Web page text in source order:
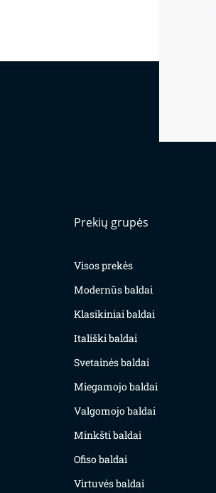
Prekių grupės
Visos prekės
Modernūs baldai
Klasikiniai baldai
Itališki baldai
Svetainės baldai
Miegamojo baldai
Valgomojo baldai
Minkšti baldai
Ofiso baldai
Virtuvės baldai